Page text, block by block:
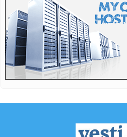
17:23:NOVI MILIONSKI
Cvetković odlazi u ...
17:23:Murinja brine Bernardo
17:17:Samardžić postigao
Boris Brejcha i aktuelna